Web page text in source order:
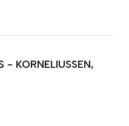
- KORNELIUSSEN,